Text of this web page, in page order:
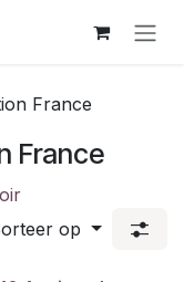
France
France
op